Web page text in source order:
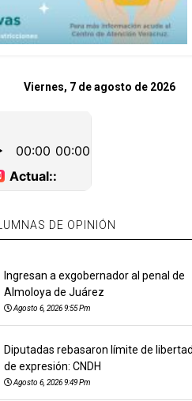
Viernes, 7 de agosto de 2026
DE OPINIÓN
Ingresan a exgobernador al penal de
Almoloya de Juárez
Agosto 6, 2026 9:55 Pm
Diputadas rebasaron límite de libertad
de expresión: CNDH
Agosto 6, 2026 9:49 Pm